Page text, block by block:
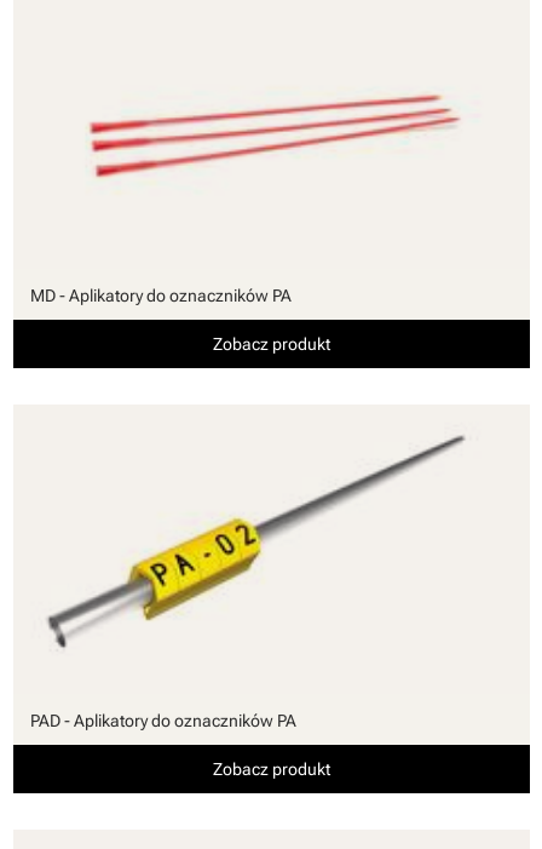
MD - Aplikatory do oznaczników PA
Zobacz produkt
PAD - Aplikatory do oznaczników PA
Zobacz produkt